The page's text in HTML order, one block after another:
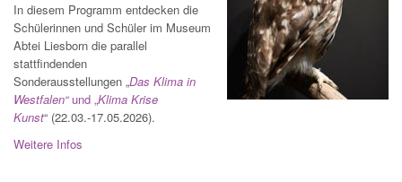
In diesem Programm entdecken die
Schülerinnen und Schüler im Museum
Abtei Liesborn die parallel
stattfindenden
Sonderausstellungen „Das Klima in
Westfalen“und „Klima Krise
Kunst“ (22.03.-17.05.2026).
Weitere Infos